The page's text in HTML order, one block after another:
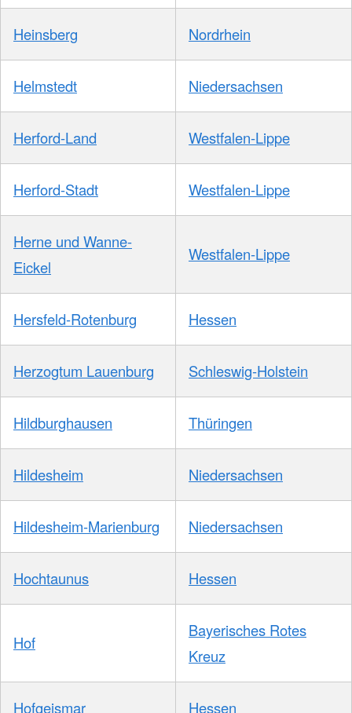
Heinsberg Nordrhein
Helmstedt Niedersachsen
Herford-Land Westfalen-Lippe
Herford-Stadt Westfalen-Lippe
Herne und Wanne-
Eickel
Westfalen-Lippe
Hersfeld-Rotenburg Hessen
Herzogtum Lauenburg Schleswig-Holstein
Hildburghausen Thüringen
Hildesheim Niedersachsen
Hildesheim-Marienburg Niedersachsen
Hochtaunus Hessen
Hof
Bayerisches Rotes
Kreuz
Hofgeismar Hessen